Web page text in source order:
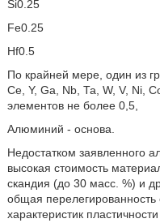
Si0.25
Fe0.25
Hf0.5
По крайней мере, один из
Се, Y, Ga, Nb, Та, W, V, Ni,
элементов не более 0,5,
Алюминий - основа.
Недостатком заявленного
высокая стоимость
скандия (до 30 масс. %) и
общая
характеристик пластичности